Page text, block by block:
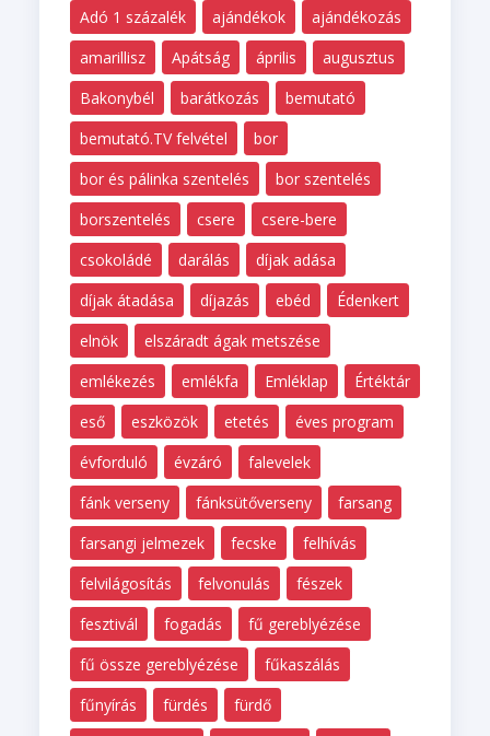
Adó 1 százalék ajándékok
ajándékozás
amarillisz
Apátság április
augusztus
Bakonybél
barátkozás
bemutató
bemutató.TV felvétel
bor
bor és pálinka szentelés
bor szentelés
borszentelés
csere
csere-bere
csokoládé
darálás
díjak adása
díjak átadása
díjazás ebéd
Édenkert
elnök
elszáradt ágak metszése
emlékezés
emlékfa Emléklap
Értéktár
eső
eszközök etetés
éves program
évforduló
évzáró
falevelek
fánk verseny
fánksütőverseny
farsang
farsangi jelmezek
fecske
felhívás
felvilágosítás
felvonulás
fészek
fesztivál
fogadás
fű gereblyézése
fű össze gereblyézése
fűkaszálás
fűnyírás
fürdés
fürdő